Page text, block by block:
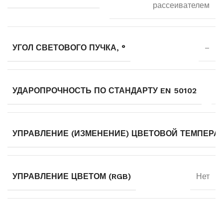
рассеивателем
УГОЛ СВЕТОВОГО ПУЧКА, ° –
УДАРОПРОЧНОСТЬ ПО СТАНДАРТУ EN 50102
УПРАВЛЕНИЕ (ИЗМЕНЕНИЕ) ЦВЕТОВОЙ
УПРАВЛЕНИЕ ЦВЕТОМ (RGB) Нет